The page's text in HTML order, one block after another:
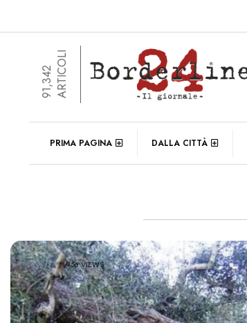
91,342ARTICOLI
PRIMA PAGINA DALLA CITTÀ
956 VIEWS